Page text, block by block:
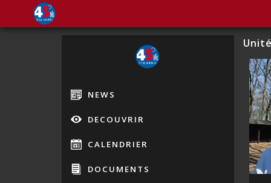
NEWS
DECOUVRIR
CALENDRIER
DOCUMENTS